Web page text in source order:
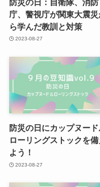
防災の日：自衛隊、消防
庁、警視庁が関東大震災
ら学んだ教訓と対策
2023-08-27
防災の日にカップヌー
ローリングストックを備
よう！
2023-08-27